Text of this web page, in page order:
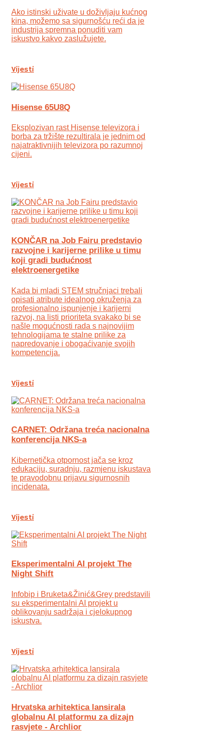
Ako istinski uživate u doživljaju kućnog
kina, možemo sa sigurnošću reći da je
industrija spremna ponuditi vam
iskustvo kakvo zaslužujete.
Vijesti
Hisense 65U8Q
Eksplozivan rast Hisense televizora i
borba za tržište rezultirala je jednim od
najatraktivnijih televizora po razumnoj
cijeni.
Vijesti
KONČAR na Job Fairu predstavio
razvojne i karijerne prilike u timu
koji gradi budućnost
elektroenergetike
Kada bi mladi STEM stručnjaci trebali
opisati atribute idealnog okruženja za
profesionalno ispunjenje i karijerni
razvoj, na listi prioriteta svakako bi se
našle mogućnosti rada s najnovijim
tehnologijama te stalne prilike za
napredovanje i obogaćivanje svojih
kompetencija.
Vijesti
CARNET: Održana treća nacionalna
konferencija NKS-a
Kibernetička otpornost jača se kroz
edukaciju, suradnju, razmjenu iskustava
te pravodobnu prijavu sigurnosnih
incidenata.
Vijesti
Eksperimentalni AI projekt The
Night Shift
Infobip i Bruketa&Žinić&Grey predstavili
su eksperimentalni AI projekt u
oblikovanju sadržaja i cjelokupnog
iskustva.
Vijesti
Hrvatska arhitektica lansirala
globalnu AI platformu za dizajn
rasvjete - Archlior